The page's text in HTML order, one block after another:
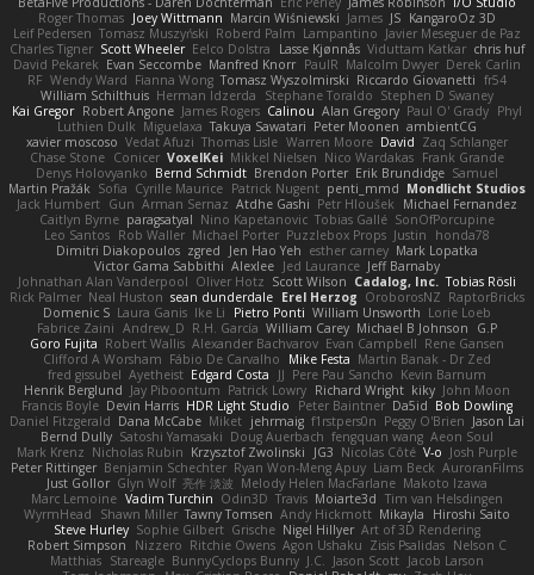
Roger Thomas Joey Wittmann Marcin Wiśniewski James JS KangaroOz 3D
Leif Pedersen Tomasz Muszyński Roberd Palm Lampantino Javier Meseguer de Paz
Charles Tigner Scott Wheeler Eelco Dolstra Lasse Kjønnås Viduttam Katkar chris huf
David Pekarek Evan Seccombe Manfred Knorr PaulR Malcolm Dwyer Derek Carlin
RF Wendy Ward Fianna Wong Tomasz Wyszolmirski Riccardo Giovanetti fr54
William Schilthuis Herman Idzerda Stephane Toraldo Stephen D Swaney
Kai Gregor Robert Angone James Rogers Calinou Alan Gregory Paul O' Grady Phyl
Luthien Dulk Miguelaxa Takuya Sawatari Peter Moonen ambientCG
xavier moscoso Vedat Afuzi Thomas Lisle Warren Moore David Zaq Schlanger
Chase Stone Conicer VoxelKei Mikkel Nielsen Nico Wardakas Frank Grande
Denys Holovyanko Bernd Schmidt Brendon Porter Erik Brundidge Samuel
Martin Pražák Sofia Cyrille Maurice Patrick Nugent penti_mmd Mondlicht Studios
Jack Humbert Gun Arman Sernaz Atdhe Gashi Petr Hloušek
Michael Fernandez
Caitlyn Byrne paragsatyal Nino Kapetanovic Tobias Gallé SonOfPorcupine
Leo Santos Rob Waller Michael Porter Puzzlebox Props Justin
honda78
Dimitri Diakopoulos zgred Jen Hao Yeh esther carney Mark Lopatka
Victor Gama Sabbithi Alexlee Jed Laurance Jeff Barnaby
Johnathan Alan Vanderpool Oliver Hotz Scott Wilson Cadalog, Inc. Tobias Rösli
Rick Palmer Neal Huston sean dunderdale Erel Herzog OroborosNZ RaptorBricks
Domenic S Laura Ganis Ike Li Pietro Ponti William Unsworth Lorie Loeb
Fabrice Zaini Andrew_D R.H. García William Carey Michael B Johnson
G.P
Goro Fujita Robert Wallis Alexander Bachvarov Evan Campbell Rene Gansen
Clifford A Worsham Fábio De Carvalho Mike Festa Martin Banak - Dr Zed
fred gissubel Ayetheist Edgard Costa JJ Pere Pau Sancho Kevin Barnum
Henrik Berglund Jay Piboontum Patrick Lowry Richard Wright kiky John Moon
Francis Boyle Devin Harris HDR Light Studio Peter Baintner Da5id Bob Dowling
Daniel Fitzgerald Dana McCabe Miket jehrmaig f1rstpers0n Peggy O'Brien Jason Lai
Bernd Dully Satoshi Yamasaki Doug Auerbach fengquan wang Aeon Soul
Mark Krenz Nicholas Rubin Krzysztof Zwolinski JG3 Nicolas Côté V-o Josh Purple
Peter Rittinger Benjamin Schechter Ryan Won-Meng Apuy Liam Beck AuroranFilms
Just Gollor Glyn Wolf 亮作 淡波 Melody Helen MacFarlane Makoto Izawa
Marc Lemoine Vadim Turchin Odin3D Travis Moiarte3d Tim van Helsdingen
WyrmHead
Shawn Miller Tawny Tomsen Andy Hickmott Mikayla
Hiroshi Saito
Steve Hurley Sophie Gilbert Grische Nigel Hillyer Art of 3D Rendering
Robert Simpson
Nizzero Ritchie Owens Agon Ushaku Zisis Psalidas Nelson C
Matthias Stareagle BunnyCyclops Bunny J.C. Jason Scott Jacob Larson